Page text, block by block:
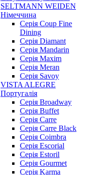
SELTMANN WEIDEN
Німеччина
Cерія Coup Fine
Dining
Cерія Diamant
Cерія Mandarin
Cерія Maxim
Серія Meran
Серія Savoy
VISTA ALEGRE
Португалія
Серія Broadway
Серія Buffet
Серія Carre
Серія Carre Black
Серія Coimbra
Серія Escorial
Серія Estoril
Серія Gourmet
Серія Karma